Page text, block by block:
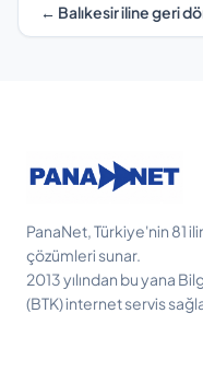
← Balıkesir iline geri
PanaNet, Türkiye'nin 81
çözümleri sunar.
2013 yılından bu yana
(BTK) internet servis